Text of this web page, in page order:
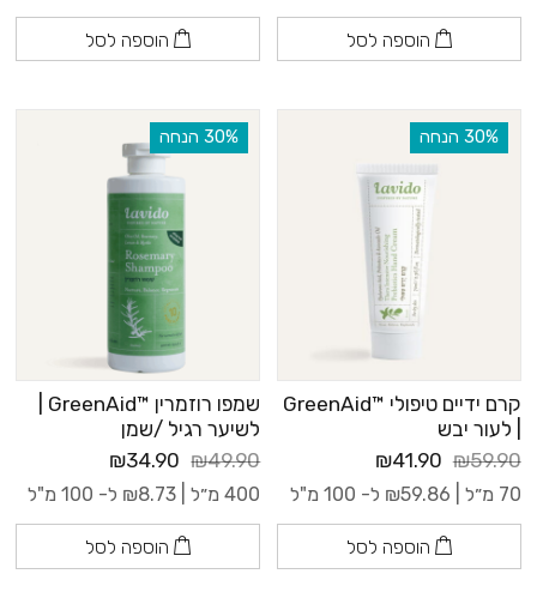
הוספה לסל הוספה לסל
‫30% הנחה
קרם ידיים טיפולי ™GreenAid
| לעור יבש
₪59.90
₪41.90
70 מ״ל | ₪59.86 ל- 100 מ"ל
הוספה לסל
‫30% הנחה
לשיער רגיל /שמן
₪49.90
₪34.90
400 מ״ל | ₪8.73 ל- 100 מ"ל
הוספה לסל